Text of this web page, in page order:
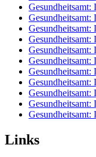
Gesundheitsamt:
Gesundheitsamt:
Gesundheitsamt:
Gesundheitsamt:
Gesundheitsamt:
Gesundheitsamt:
Links